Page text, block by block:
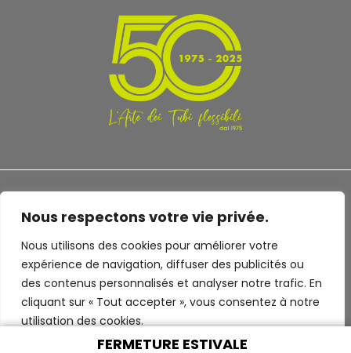
Nous respectons votre vie privée.
Nous utilisons des cookies pour améliorer votre
expérience de navigation, diffuser des publicités ou
des contenus personnalisés et analyser notre trafic. En
cliquant sur « Tout accepter », vous consentez à notre
utilisation des cookies.
TERMS AND CONDITIONS PRIVACY POLICY
© 2022 Industrie Plastiche Lombarde S.p.a. - P.IVA 00413650128
FERMETURE ESTIVALE